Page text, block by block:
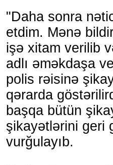
"Daha sonra
etdim. Mənə
işə xitam verilib
adlı əməkdaşa
polis rəisinə
qərarda
başqa bütün
şikayətlərini geri
vurğulayıb.